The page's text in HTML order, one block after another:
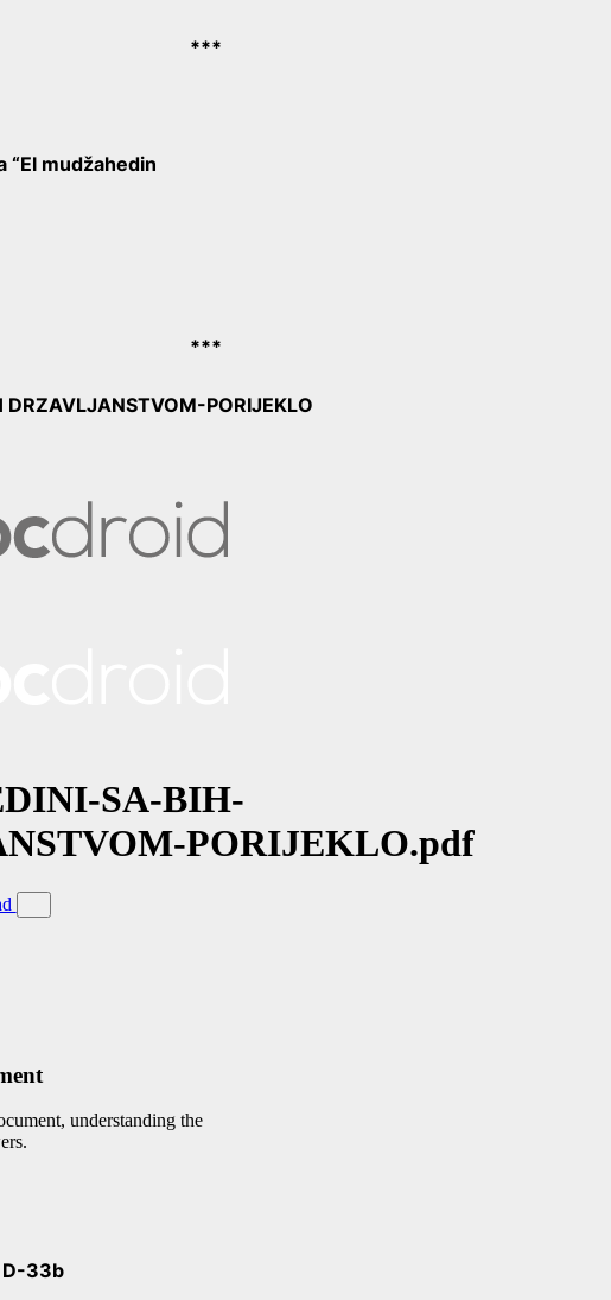
***
“El mudžahedin
***
DRZAVLJANSTVOM-PORIJEKLO
D-33b